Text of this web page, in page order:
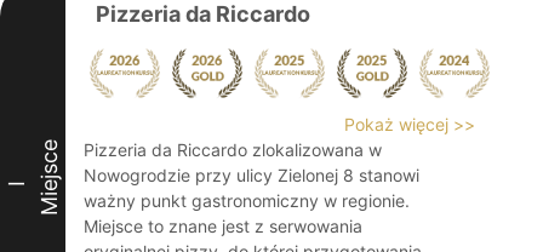
I Miejsce
Pizzeria da Riccardo
Pokaż więcej >>
Pizzeria da Riccardo zlokalizowana w
Nowogrodzie przy ulicy Zielonej 8 stanowi
ważny punkt gastronomiczny w regionie.
Miejsce to znane jest z serwowania